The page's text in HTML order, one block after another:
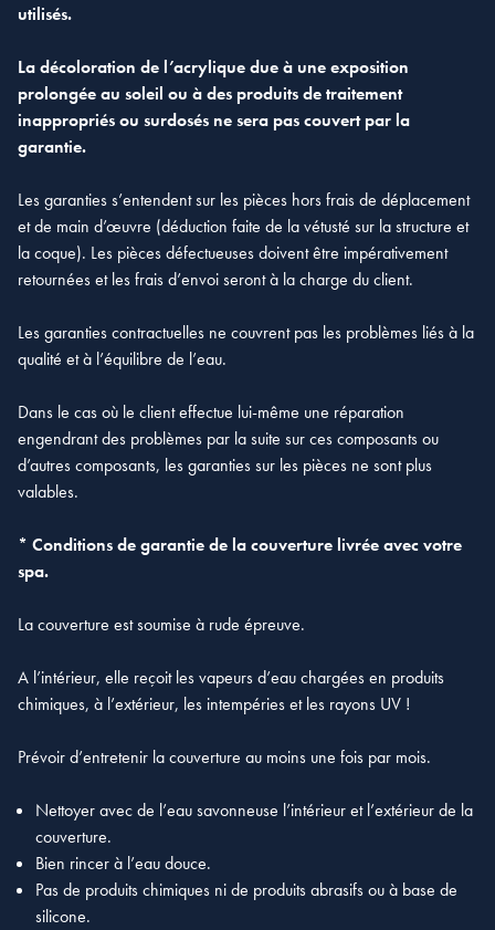
utilisés.
La décoloration de l’acrylique due à une exposition
prolongée au soleil ou à des produits de traitement
inappropriés ou surdosés ne sera pas couvert par la
garantie.
Les garanties s’entendent sur les pièces hors frais de déplacement
et de main d’œuvre (déduction faite de la vétusté sur la structure et
la coque). Les pièces défectueuses doivent être impérativement
retournées et les frais d’envoi seront à la charge du client.
Les garanties contractuelles ne couvrent pas les problèmes liés à la
qualité et à l’équilibre de l’eau.
Dans le cas où le client effectue lui-même une réparation
engendrant des problèmes par la suite sur ces composants ou
d’autres composants, les garanties sur les pièces ne sont plus
valables.
* Conditions de garantie de la couverture livrée avec votre
spa.
La couverture est soumise à rude épreuve.
A l’intérieur, elle reçoit les vapeurs d’eau chargées en produits
chimiques, à l’extérieur, les intempéries et les rayons UV !
Prévoir d’entretenir la couverture au moins une fois par mois.
Nettoyer avec de l’eau savonneuse l’intérieur et l’extérieur de la
couverture.
Bien rincer à l’eau douce.
Pas de produits chimiques ni de produits abrasifs ou à base de
silicone.